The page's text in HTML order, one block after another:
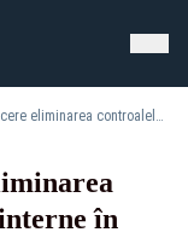
Comisia Europeană cere eliminarea controalelor la frontierele interne în mai multe state din spațiul Schengen
în